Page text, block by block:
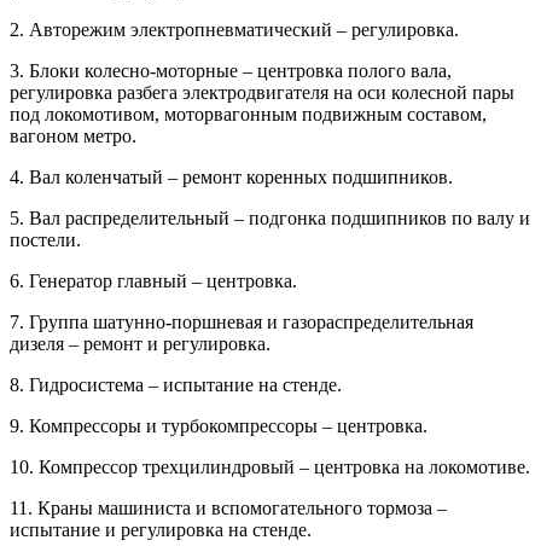
2. Авторежим электропневматический – регулировка.
3. Блоки колесно-моторные – центровка полого вала,
регулировка разбега электродвигателя на оси колесной пары
под локомотивом, моторвагонным подвижным составом,
вагоном метро.
4. Вал коленчатый – ремонт коренных подшипников.
5. Вал распределительный – подгонка подшипников по валу и
постели.
6. Генератор главный – центровка.
7. Группа шатунно-поршневая и газораспределительная
дизеля – ремонт и регулировка.
8. Гидросистема – испытание на стенде.
9. Компрессоры и турбокомпрессоры – центровка.
10. Компрессор трехцилиндровый – центровка на локомотиве.
11. Краны машиниста и вспомогательного тормоза –
испытание и регулировка на стенде.